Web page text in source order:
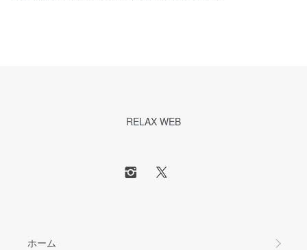
RELAX WEB
ホーム